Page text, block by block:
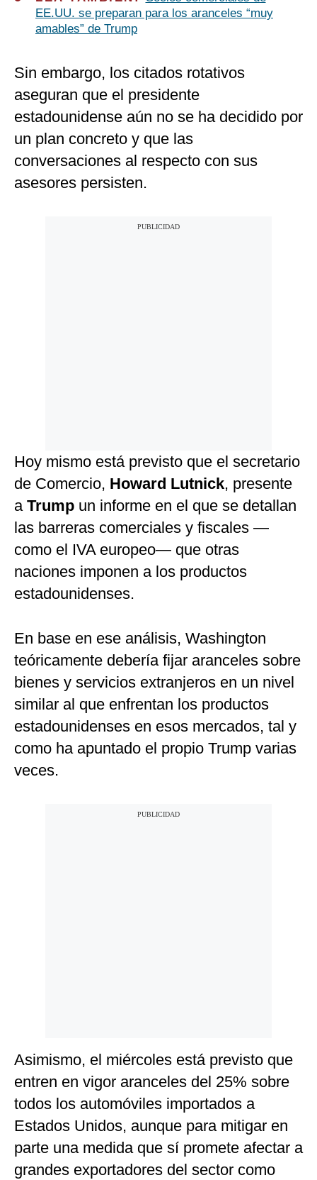
EE.UU. se preparan para los aranceles “muy
amables” de Trump
Sin embargo, los citados rotativos
aseguran que el presidente
estadounidense aún no se ha decidido por
un plan concreto y que las
conversaciones al respecto con sus
asesores persisten.
Hoy mismo está previsto que el secretario
de Comercio, Howard Lutnick, presente
a Trump un informe en el que se detallan
las barreras comerciales y fiscales —
como el IVA europeo— que otras
naciones imponen a los productos
estadounidenses.
En base en ese análisis, Washington
teóricamente debería fijar aranceles sobre
bienes y servicios extranjeros en un nivel
similar al que enfrentan los productos
estadounidenses en esos mercados, tal y
como ha apuntado el propio Trump varias
veces.
Asimismo, el miércoles está previsto que
entren en vigor aranceles del 25% sobre
todos los automóviles importados a
Estados Unidos, aunque para mitigar en
parte una medida que sí promete afectar a
grandes exportadores del sector como